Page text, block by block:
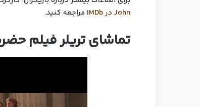
John در IMDb
مراجعه کنید.
تماشای تریلر فیلم